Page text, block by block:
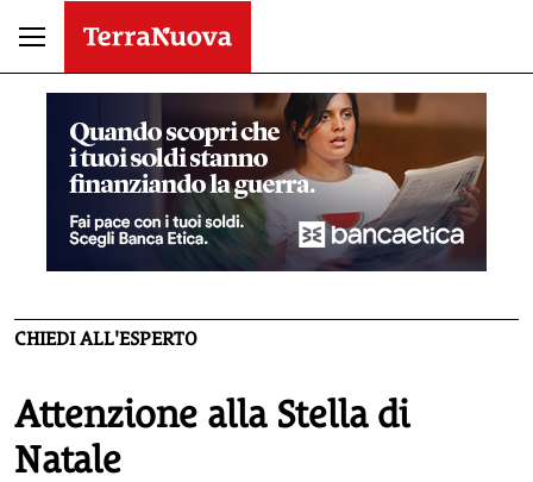
CHIEDI ALL'ESPERTO
Attenzione alla Stella di
Natale